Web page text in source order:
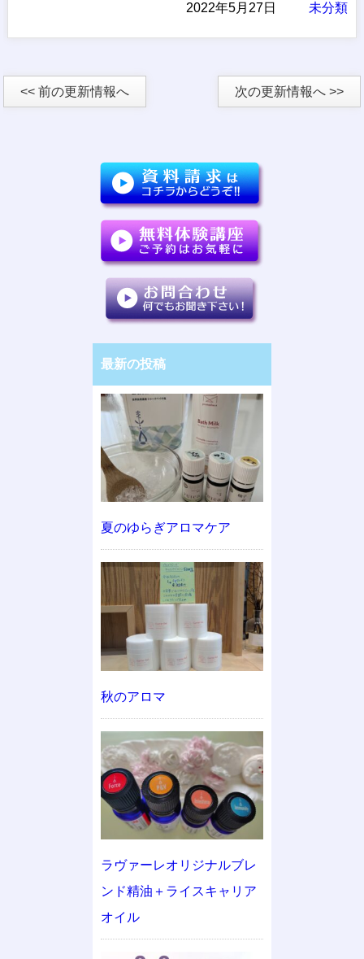
未分類
2022年5月27日
<< 前の更新情報へ 次の更新情報へ >>
最新の投稿
夏のゆらぎアロマケア
秋のアロマ
ラヴァーレオリジナルブレ
ンド精油＋ライスキャリア
オイル